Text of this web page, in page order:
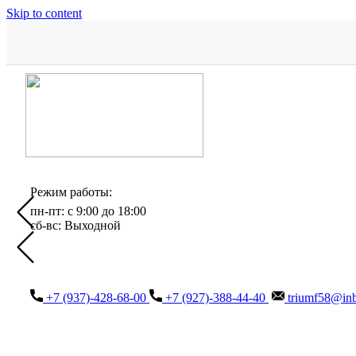
Skip to content
Режим работы:
пн-пт: с 9:00 до 18:00
сб-вс: Выходной
+7 (937)-428-68-00 +7 (927)-388-44-40